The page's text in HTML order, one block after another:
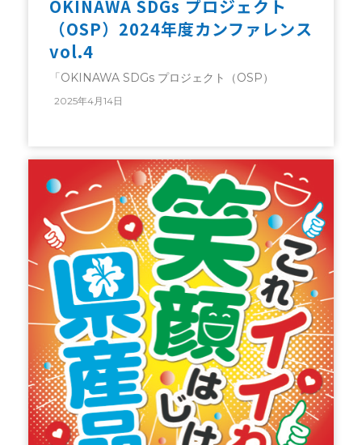
OKINAWA SDGs プロジェクト
（OSP）2024年度カンファレンス
vol.4
「OKINAWA SDGs プロジェクト（OSP）
2025年4月14日